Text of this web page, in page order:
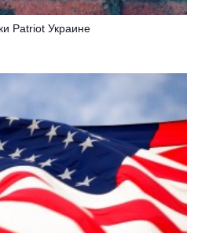
Patriot Украине